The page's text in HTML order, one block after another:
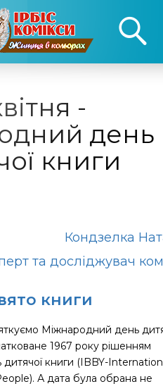
(050) 390-12-12
12-12
-
день
книги
Кондзелка
та досліджувач
книги
Міжнародний день
1967 року рішенням
книги (IBBY-
А дата була обрана не